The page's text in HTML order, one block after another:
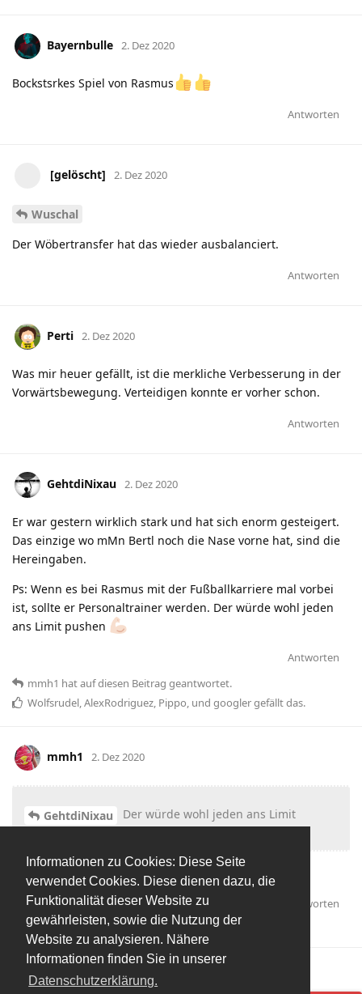
Informationen zu Cookies: Diese Seite
verwendet Cookies. Diese dienen dazu, die
Funktionalität dieser Website zu
gewährleisten, sowie die Nutzung der
Website zu analysieren. Nähere
Informationen finden Sie in unserer
Datenschutzerklärung.
Bayernbulle 2. Dez 2020
Bockstsrkes Spiel von Rasmus
Antworten
[gelöscht] 2. Dez 2020
Wuschal
Der Wöbertransfer hat das wieder ausbalanciert.
Antworten
Perti 2. Dez 2020
Was mir heuer gefällt, ist die merkliche Verbesserung in der
Vorwärtsbewegung. Verteidigen konnte er vorher schon.
Antworten
GehtdiNixau 2. Dez 2020
Er war gestern wirklich stark und hat sich enorm gesteigert.
Das einzige wo mMn Bertl noch die Nase vorne hat, sind die
Hereingaben.
Ps: Wenn es bei Rasmus mit der Fußballkarriere mal vorbei
ist, sollte er Personaltrainer werden. Der würde wohl jeden
ans Limit pushen
Antworten
mmh1 hatauf diesen Beitrag geantwortet.
Wolfsrudel,AlexRodriguez, Pippo, und googlergefällt das.
mmh1 2. Dez 2020
GehtdiNixau
Der würde wohl jeden ans Limit
Antworten
GehtdiNixauhatauf diesen Beitrag geantwortet.
detlef,GehtdiNixau, und Wolfsrudelgefällt das
Mehr laden